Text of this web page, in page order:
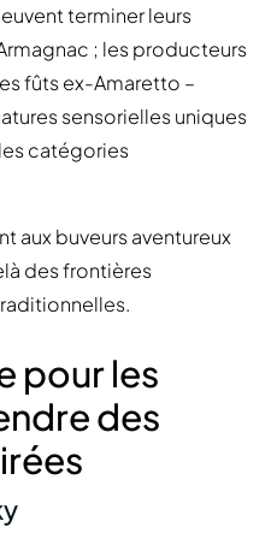
terminer leurs
; les producteurs
fûts ex-Amaretto –
sensorielles uniques
catégories
aux buveurs aventureux
des frontières
pour les
des